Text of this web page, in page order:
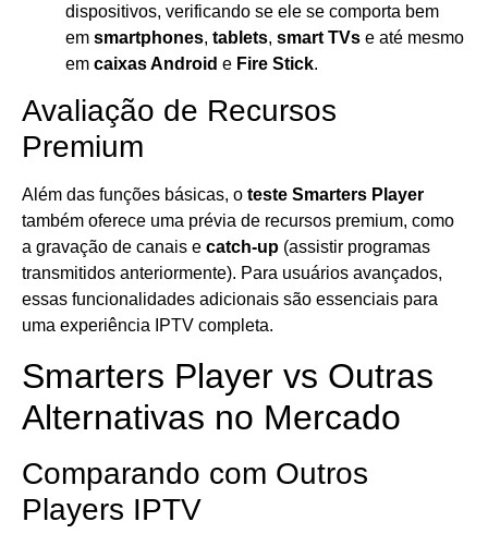
dispositivos, verificando se ele se comporta bem
em smartphones, tablets, smart TVs e até mesmo
em caixas Android e Fire Stick.
Avaliação de Recursos
Premium
Além das funções básicas, o teste Smarters Player
também oferece uma prévia de recursos premium, como
a gravação de canais e catch-up (assistir programas
transmitidos anteriormente). Para usuários avançados,
essas funcionalidades adicionais são essenciais para
uma experiência IPTV completa.
Smarters Player vs Outras
Alternativas no Mercado
Comparando com Outros
Players IPTV